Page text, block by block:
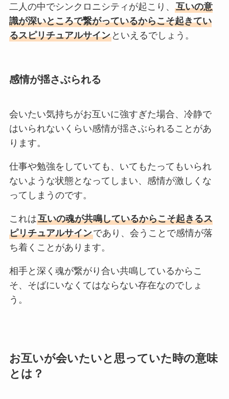
二人の中でシンクロニシティが起こり、 互いの意
識が深いところで繋がっているからこそ起きてい
るスピリチュアルサインといえるでしょう。
感情が揺さぶられる
会いたい気持ちがお互いに強すぎた場合、冷静で
はいられないくらい感情が揺さぶられることがあ
ります。
仕事や勉強をしていても、いてもたってもいられ
ないような状態となってしまい、感情が激しくな
ってしまうのです。
これは互いの魂が共鳴しているからこそ起きるス
ピリチュアルサインであり、会うことで感情が落
ち着くことがあります。
相手と深く魂が繋がり合い共鳴しているからこ
そ、そばにいなくてはならない存在なのでしょ
う。
お互いが会いたいと思っていた時の意味
とは？